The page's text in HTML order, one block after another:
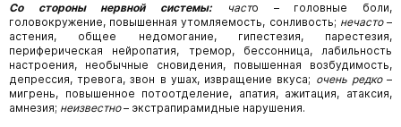
Со стороны нервной системы: часто –
головные боли,
головокружение, повышенная утомляемость, сонливость; нечасто–
астения, общее недомогание, гипестезия, парестезия,
периферическая нейропатия, тремор, бессонница, лабильность
настроения, необычные сновидения, повышенная возбудимость,
депрессия, тревога, звон в ушах, извращение вкуса; очень редко–
мигрень, повышенное потоотделение, апатия, ажитация, атаксия,
амнезия; неизвестно– экстрапирамидные нарушения.